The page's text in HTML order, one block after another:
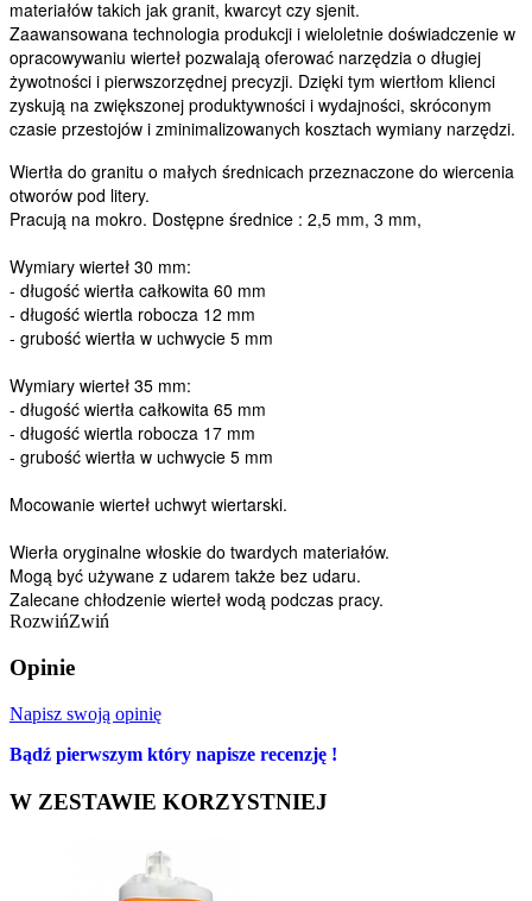
materiałów takich jak granit, kwarcyt czy sjenit.
Zaawansowana technologia produkcji i wieloletnie doświadczenie w
opracowywaniu wierteł pozwalają oferować narzędzia o długiej
żywotności i pierwszorzędnej precyzji. Dzięki tym wiertłom klienci
zyskują na zwiększonej produktywności i wydajności, skróconym
czasie przestojów i zminimalizowanych kosztach wymiany narzędzi.
Wiertła do granitu o małych średnicach przeznaczone do wiercenia
otworów pod litery.
Pracują na mokro. Dostępne średnice : 2,5 mm, 3 mm,
Wymiary wierteł 30 mm:
- długość wiertła całkowita 60 mm
- długość wiertla robocza 12 mm
- grubość wiertła w uchwycie 5 mm
Wymiary wierteł 35 mm:
- długość wiertła całkowita 65 mm
- długość wiertla robocza 17 mm
- grubość wiertła w uchwycie 5 mm
Mocowanie wierteł uchwyt wiertarski.
Wierła oryginalne włoskie do twardych materiałów.
Mogą być używane z udarem także bez udaru.
Zalecane chłodzenie wierteł wodą podczas pracy.
RozwińZwiń
Opinie
Napisz swoją opinię
Bądź pierwszym który napisze recenzję !
W ZESTAWIE KORZYSTNIEJ